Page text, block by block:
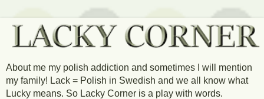
About me my polish addiction and sometimes I will mention
my family! Lack = Polish in Swedish and we all know what
Lucky means. So Lacky Corner is a play with words.